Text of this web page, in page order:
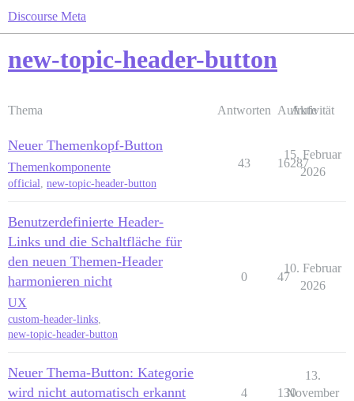
Discourse Meta
new-topic-header-button
Thema Antworten Aufrufe
Aktivität
Neuer Themenkopf-Button
Themenkomponente
official, new-topic-header-button
43 16287
15. Februar
2026
Benutzerdefinierte Header-
Links und die Schaltfläche für
den neuen Themen-Header
harmonieren nicht
UX
custom-header-links,
new-topic-header-button
0 47
10. Februar
2026
Neuer Thema-Button: Kategorie
wird nicht automatisch erkannt
4 130
13.
November